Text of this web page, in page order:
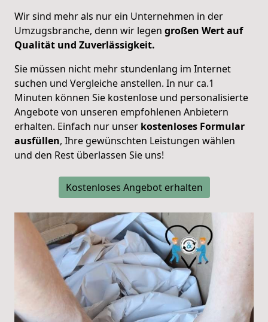
Wir sind mehr als nur ein Unternehmen in der
Umzugsbranche, denn wir legen großen Wert auf
Qualität und Zuverlässigkeit.
Sie müssen nicht mehr stundenlang im Internet
suchen und Vergleiche anstellen. In nur ca.1
Minuten können Sie kostenlose und personalisierte
Angebote von unseren empfohlenen Anbietern
erhalten. Einfach nur unser kostenloses Formular
ausfüllen, Ihre gewünschten Leistungen wählen
und den Rest überlassen Sie uns!
Kostenloses Angebot erhalten